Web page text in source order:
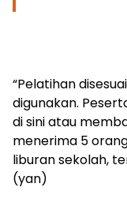
“Pelatihan
digunakan.
di sini atau
menerima 5
liburan sekolah,
(yan)